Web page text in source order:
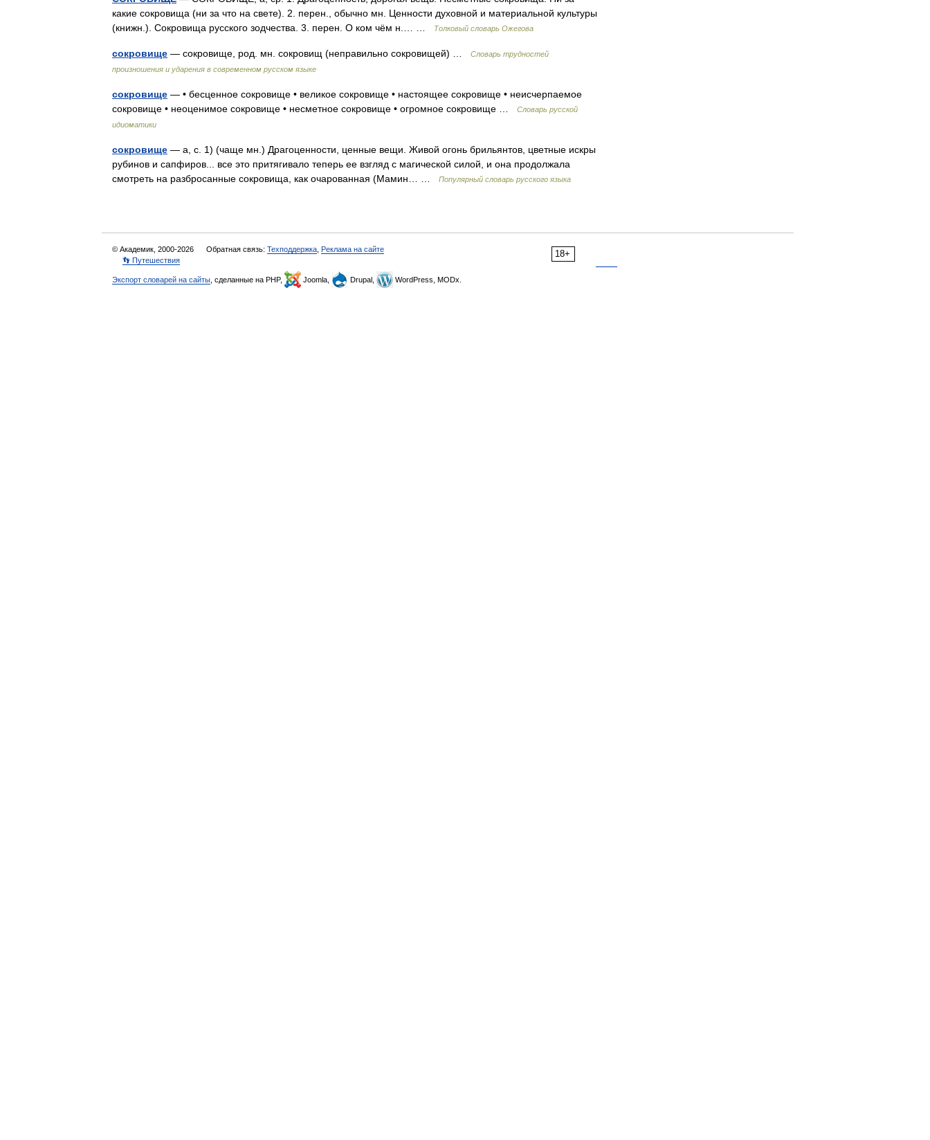
какие сокровища (ни за что на свете). 2. перен., обычно мн. Ценности духовной и материальной культуры
(книжн.). Сокровища русского зодчества. 3. перен. О ком чём н.… …
Толковый словарь Ожегова
сокровище — сокровище, род. мн. сокровищ (неправильно сокровищей) …
Словарь трудностей
произношения и ударения в современном русском языке
сокровище — • бесценное сокровище • великое сокровище • настоящее сокровище • неисчерпаемое
сокровище • неоценимое сокровище • несметное сокровище • огромное сокровище …
Словарь русской
идиоматики
сокровище — а, с. 1) (чаще мн.) Драгоценности, ценные вещи. Живой огонь брильянтов, цветные искры
рубинов и сапфиров... все это притягивало теперь ее взгляд с магической силой, и она продолжала
смотреть на разбросанные сокровища, как очарованная (Мамин… …
Популярный словарь русского языка
18+
© Академик, 2000-2026 Обратная связь: Техподдержка Реклама на сайте
👣 Путешествия
Экспорт словарей на сайты , сделанные на PHP, Joomla, Drupal, WordPress, MODx.